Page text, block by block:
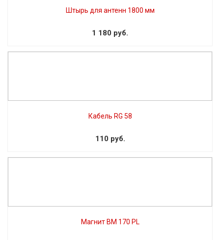
Штырь для антенн 1800 мм
1 180 руб.
Кабель RG 58
110 руб.
Магнит BM 170 PL